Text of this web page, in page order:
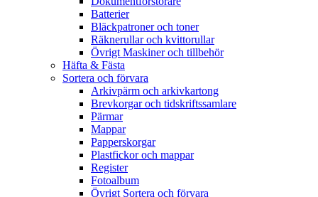
Batterier
Bläckpatroner och toner
Räknerullar och kvittorullar
Övrigt Maskiner och tillbehör
Häfta & Fästa
Sortera och förvara
Arkivpärm och arkivkartong
Brevkorgar och tidskriftssamlare
Pärmar
Mappar
Papperskorgar
Plastfickor och mappar
Register
Fotoalbum
Övrigt Sortera och förvara